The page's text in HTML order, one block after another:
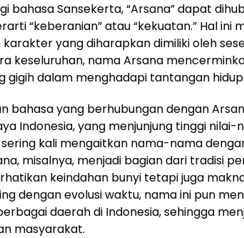
bahasa Sansekerta, “Arsana” dapat
“keberanian” atau “kekuatan.” Hal ini
yang diharapkan dimiliki oleh
keseluruhan, nama Arsana
gigih dalam menghadapi tantangan hidup.
bahasa yang berhubungan dengan
Indonesia, yang menjunjung tinggi nilai-
kali mengaitkan nama-nama
misalnya, menjadi bagian dari tradisi
keindahan bunyi tetapi juga
dengan evolusi waktu, nama ini pun
daerah di Indonesia, sehingga
masyarakat.